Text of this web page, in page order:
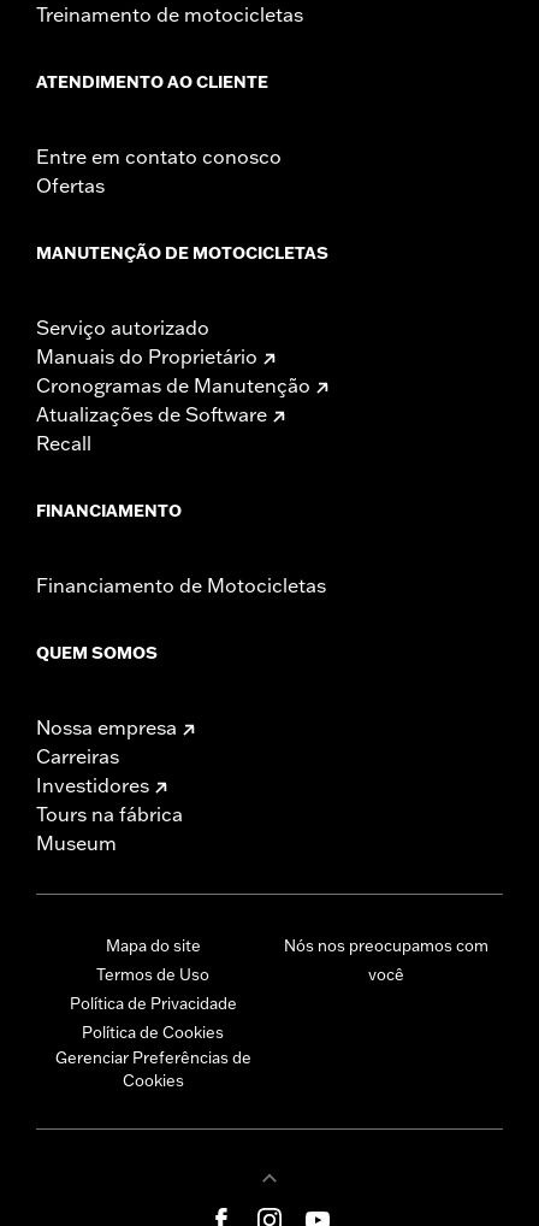
Treinamento de motocicletas
ATENDIMENTO AO CLIENTE
Entre em contato conosco
Ofertas
MANUTENÇÃO DE MOTOCICLETAS
Serviço autorizado
Manuais do Proprietário
Cronogramas de Manutenção
Atualizações de Software
Recall
FINANCIAMENTO
Financiamento de Motocicletas
QUEM SOMOS
Nossa empresa
Carreiras
Investidores
Tours na fábrica
Museum
Mapa do site
Termos de Uso
Política de Privacidade
Política de Cookies
Gerenciar Preferências de
Cookies
Nós nos preocupamos com
você